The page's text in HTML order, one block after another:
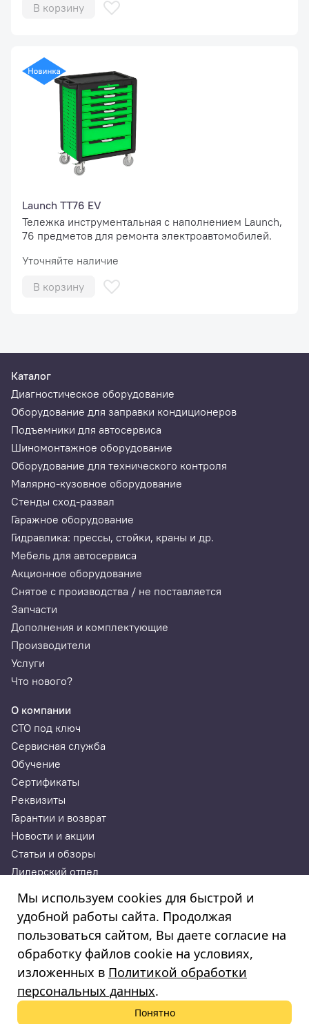
В корзину
Launch TT76 EV
Тележка инструментальная с наполнением Launch,
76 предметов для ремонта электроавтомобилей.
Уточняйте наличие
В корзину
Каталог
Диагностическое оборудование
Оборудование для заправки кондиционеров
Подъемники для автосервиса
Шиномонтажное оборудование
Оборудование для технического контроля
Малярно-кузовное оборудование
Стенды сход-развал
Гаражное оборудование
Гидравлика: прессы, стойки, краны и др.
Мебель для автосервиса
Акционное оборудование
Снятое с производства / не поставляется
Запчасти
Дополнения и комплектующие
Производители
Услуги
Что нового?
О компании
СТО под ключ
Сервисная служба
Обучение
Сертификаты
Реквизиты
Гарантии и возврат
Новости и акции
Статьи и обзоры
Дилерский отдел
© 2003—2025
«Автосервисторг»
ИП Годунова Лариса Леонидовна
ИНН 532108772827, ОГРНИП 308532130300022, ОКПО
308532130300022
Политика обработки персональных данных
Мы используем cookies для быстрой и
удобной работы сайта. Продолжая
пользоваться сайтом, Вы даете согласие на
обработку файлов cookie на условиях,
изложенных в Политикой обработки
персональных данных.
Понятно